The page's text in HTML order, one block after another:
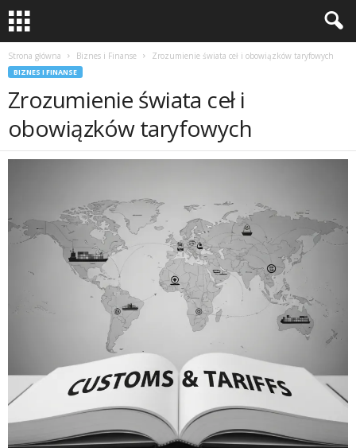
Strona główna Biznes i Finanse Zrozumienie świata ceł i obowiązków taryfowych
BIZNES I FINANSE
Zrozumienie świata ceł i
obowiązków taryfowych